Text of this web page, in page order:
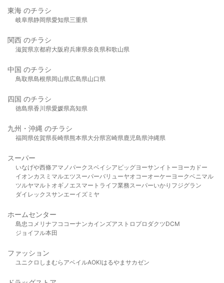
東海 のチラシ
岐阜県静岡県愛知県三重県
関西 のチラシ
滋賀県京都府大阪府兵庫県奈良県和歌山県
中国 のチラシ
鳥取県島根県岡山県広島県山口県
四国 のチラシ
徳島県香川県愛媛県高知県
九州・沖縄 のチラシ
福岡県佐賀県長崎県熊本県大分県宮崎県鹿児島県沖縄県
スーパー
いなげや西條アマノパークスベイシア ビッグヨーサンイトーヨーカドー
イオンカスミ マルエツスーパーバリューヤオコーオーケー ヨークベニマル
ツルヤマルト オギノ エスマート ライフ業務スーパーいかり フジグラン
ダイレックスサンエーイズミヤ
ホームセンター
島忠 コメリ ナフコ コーナンカインズアストロプロダクツDCM
ジョイフル本田
ファッション
ユニクロ しまむら アベイルAOKIはるやま サカゼン